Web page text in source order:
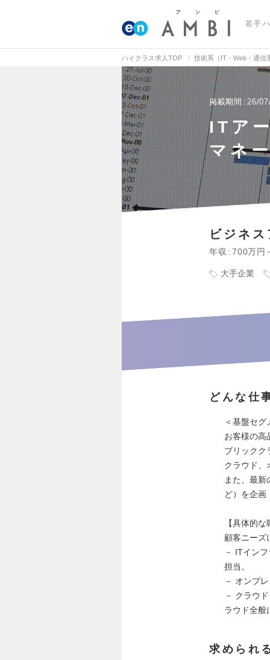
若手
ハイクラス求人TOP 技術系（IT・Web・通信
掲載期間 26/
ITア
マネ
ビジネ
年収 700万円
大手企業
どんな仕
＜基盤セグ
お客様の高
ブリックク
クラウド、
また、最
ど）を企画
【具体的
顧客ニーズ
－ ITイン
担当。
－ オンプ
－ クラウ
ラウド全般
求められ